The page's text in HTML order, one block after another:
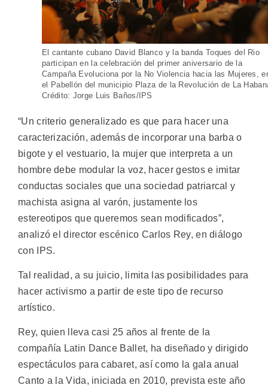
El cantante cubano David Blanco y la banda Toques del Rio
participan en la celebración del primer aniversario de la
Campaña Evoluciona por la No Violencia hacia las Mujeres,
el Pabellón del municipio Plaza de la Revolución de La
Crédito: Jorge Luis Baños/IPS
“Un criterio generalizado es que para hacer una
caracterización, además de incorporar una barba o
bigote y el vestuario, la mujer que interpreta a un
hombre debe modular la voz, hacer gestos e imitar
conductas sociales que una sociedad patriarcal y
machista asigna al varón, justamente los
estereotipos que queremos sean modificados”,
analizó el director escénico Carlos Rey, en diálogo
con IPS.
Tal realidad, a su juicio, limita las posibilidades para
hacer activismo a partir de este tipo de recurso
artístico.
Rey, quien lleva casi 25 años al frente de la
compañía Latin Dance Ballet, ha diseñado y dirigido
espectáculos para cabaret, así como la gala anual
Canto a la Vida, iniciada en 2010, prevista este año